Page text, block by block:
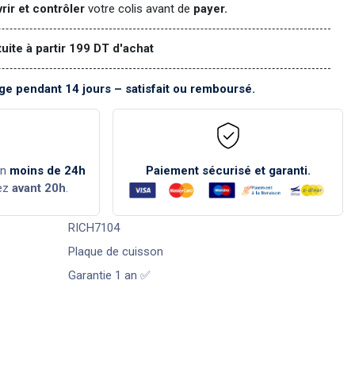
et contrôler votre colis avant de payer.
à partir 199 DT d'achat
pendant 14 jours – satisfait ou remboursé.
moins de 24h
avant 20h.
Paiement sécurisé et garanti.
RICH7104
Plaque de cuisson
Garantie 1 an ✅